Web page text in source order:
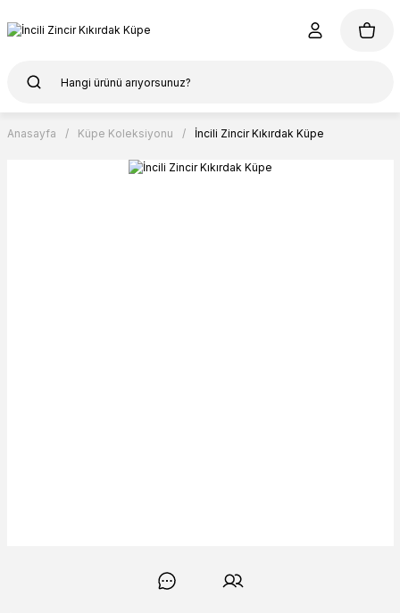
Anasayfa Küpe Koleksiyonu İncili Zincir Kıkırdak Küpe